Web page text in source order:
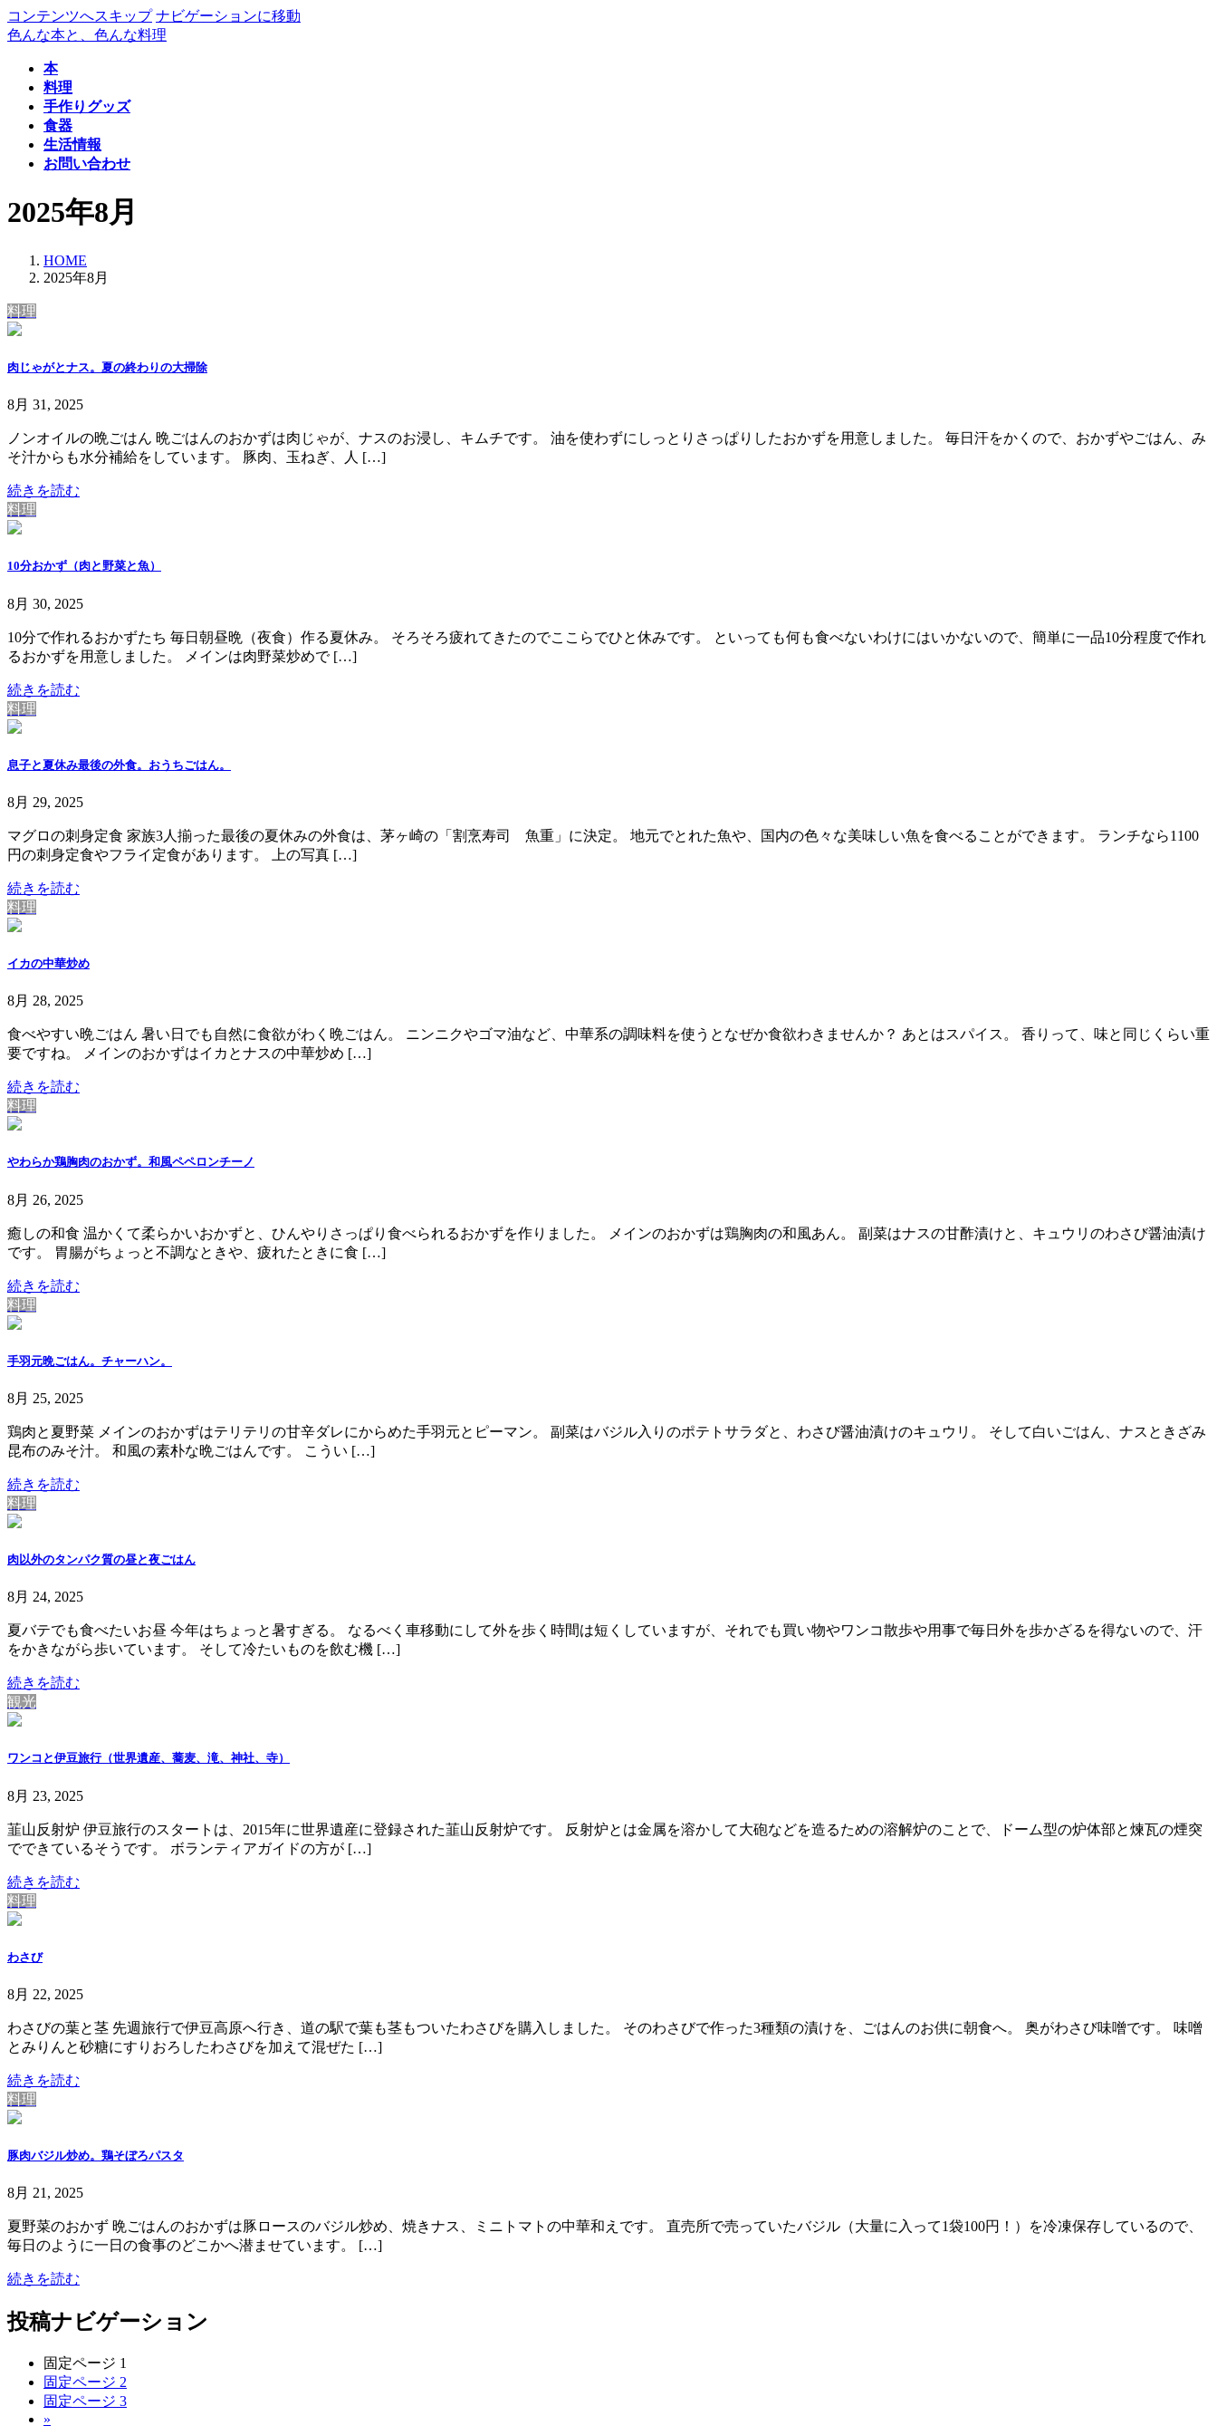
コンテンツへスキップ ナビゲーションに移動
色んな本と、色んな料理
本
料理
手作りグッズ
食器
生活情報
お問い合わせ
2025年8月
HOME
2025年8月
料理
肉じゃがとナス。夏の終わりの大掃除
8月 31, 2025
ノンオイルの晩ごはん 晩ごはんのおかずは肉じゃが、ナスのお浸し、キムチです。 油を使わずにしっとりさっぱりしたおかずを用意しました。 毎日汗をかくので、おかずやごはん、み
そ汁からも水分補給をしています。 豚肉、玉ねぎ、人 […]
続きを読む
料理
10分おかず（肉と野菜と魚）
8月 30, 2025
10分で作れるおかずたち 毎日朝昼晩（夜食）作る夏休み。 そろそろ疲れてきたのでここらでひと休みです。 といっても何も食べないわけにはいかないので、簡単に一品10分程度で作れ
るおかずを用意しました。 メインは肉野菜炒めで […]
続きを読む
料理
息子と夏休み最後の外食。おうちごはん。
8月 29, 2025
マグロの刺身定食 家族3人揃った最後の夏休みの外食は、茅ヶ崎の「割烹寿司 魚重」に決定。 地元でとれた魚や、国内の色々な美味しい魚を食べることができます。 ランチなら1100
円の刺身定食やフライ定食があります。 上の写真 […]
続きを読む
料理
イカの中華炒め
8月 28, 2025
食べやすい晩ごはん 暑い日でも自然に食欲がわく晩ごはん。 ニンニクやゴマ油など、中華系の調味料を使うとなぜか食欲わきませんか？ あとはスパイス。 香りって、味と同じくらい重
要ですね。 メインのおかずはイカとナスの中華炒め […]
続きを読む
料理
やわらか鶏胸肉のおかず。和風ペペロンチーノ
8月 26, 2025
癒しの和食 温かくて柔らかいおかずと、ひんやりさっぱり食べられるおかずを作りました。 メインのおかずは鶏胸肉の和風あん。 副菜はナスの甘酢漬けと、キュウリのわさび醤油漬け
です。 胃腸がちょっと不調なときや、疲れたときに食 […]
続きを読む
料理
手羽元晩ごはん。チャーハン。
8月 25, 2025
鶏肉と夏野菜 メインのおかずはテリテリの甘辛ダレにからめた手羽元とピーマン。 副菜はバジル入りのポテトサラダと、わさび醤油漬けのキュウリ。 そして白いごはん、ナスときざみ
昆布のみそ汁。 和風の素朴な晩ごはんです。 こうい […]
続きを読む
料理
肉以外のタンパク質の昼と夜ごはん
8月 24, 2025
夏バテでも食べたいお昼 今年はちょっと暑すぎる。 なるべく車移動にして外を歩く時間は短くしていますが、それでも買い物やワンコ散歩や用事で毎日外を歩かざるを得ないので、汗
をかきながら歩いています。 そして冷たいものを飲む機 […]
続きを読む
観光
ワンコと伊豆旅行（世界遺産、蕎麦、滝、神社、寺）
8月 23, 2025
韮山反射炉 伊豆旅行のスタートは、2015年に世界遺産に登録された韮山反射炉です。 反射炉とは金属を溶かして大砲などを造るための溶解炉のことで、ドーム型の炉体部と煉瓦の煙突
でできているそうです。 ボランティアガイドの方が […]
続きを読む
料理
わさび
8月 22, 2025
わさびの葉と茎 先週旅行で伊豆高原へ行き、道の駅で葉も茎もついたわさびを購入しました。 そのわさびで作った3種類の漬けを、ごはんのお供に朝食へ。 奥がわさび味噌です。 味噌
とみりんと砂糖にすりおろしたわさびを加えて混ぜた […]
続きを読む
料理
豚肉バジル炒め。鶏そぼろパスタ
8月 21, 2025
夏野菜のおかず 晩ごはんのおかずは豚ロースのバジル炒め、焼きナス、ミニトマトの中華和えです。 直売所で売っていたバジル（大量に入って1袋100円！）を冷凍保存しているので、
毎日のように一日の食事のどこかへ潜ませています。 […]
続きを読む
投稿ナビゲーション
固定ページ 1
固定ページ 2
固定ページ 3
»